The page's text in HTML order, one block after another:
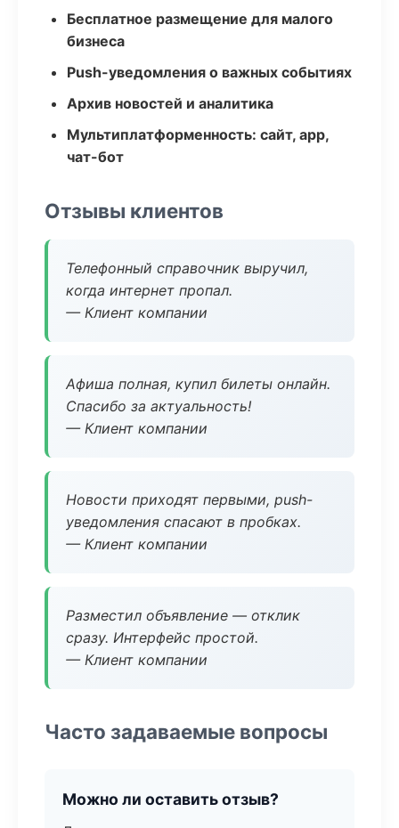
Бесплатное размещение для малого
бизнеса
Push-уведомления о важных событиях
Архив новостей и аналитика
Мультиплатформенность: сайт, app,
чат-бот
Отзывы клиентов
Телефонный справочник выручил,
когда интернет пропал.
— Клиент компании
Афиша полная, купил билеты онлайн.
Спасибо за актуальность!
— Клиент компании
Новости приходят первыми, push-
уведомления спасают в пробках.
— Клиент компании
Разместил объявление — отклик
сразу. Интерфейс простой.
— Клиент компании
Часто задаваемые вопросы
Можно ли оставить отзыв?